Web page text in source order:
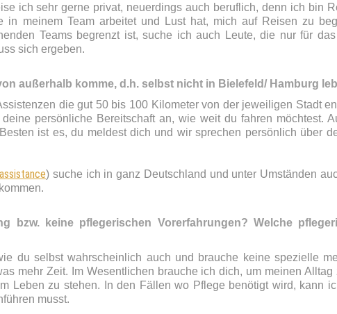
ich sehr gerne privat, neuerdings auch beruflich, denn ich bin
in meinem Team arbeitet und Lust hat, mich auf Reisen zu
Teams begrenzt ist, suche ich auch Leute, die nur für
sich ergeben.
außerhalb komme, d.h. selbst nicht in Bielefeld/ Hamburg
die gut 50 bis 100 Kilometer von der jeweiligen Stadt
persönliche Bereitschaft an, wie weit du fahren möchtest.
ist es, du meldest dich und wir sprechen persönlich über
) suche ich in ganz Deutschland und unter Umständen
kommen.
bzw. keine pflegerischen Vorerfahrungen? Welche
du selbst wahrscheinlich auch und brauche keine spezielle
mehr Zeit. Im Wesentlichen brauche ich dich, um meinen Alltag
Leben zu stehen. In den Fällen wo Pflege benötigt wird, kann
musst.